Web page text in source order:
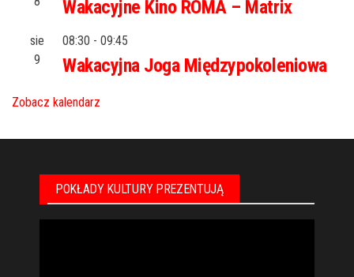
Wakacyjne Kino ROMA – Matrix
sie
9
08:30 - 09:45
Wakacyjna Joga Międzypokoleniowa
Zobacz kalendarz
POKŁADY KULTURY PREZENTUJĄ